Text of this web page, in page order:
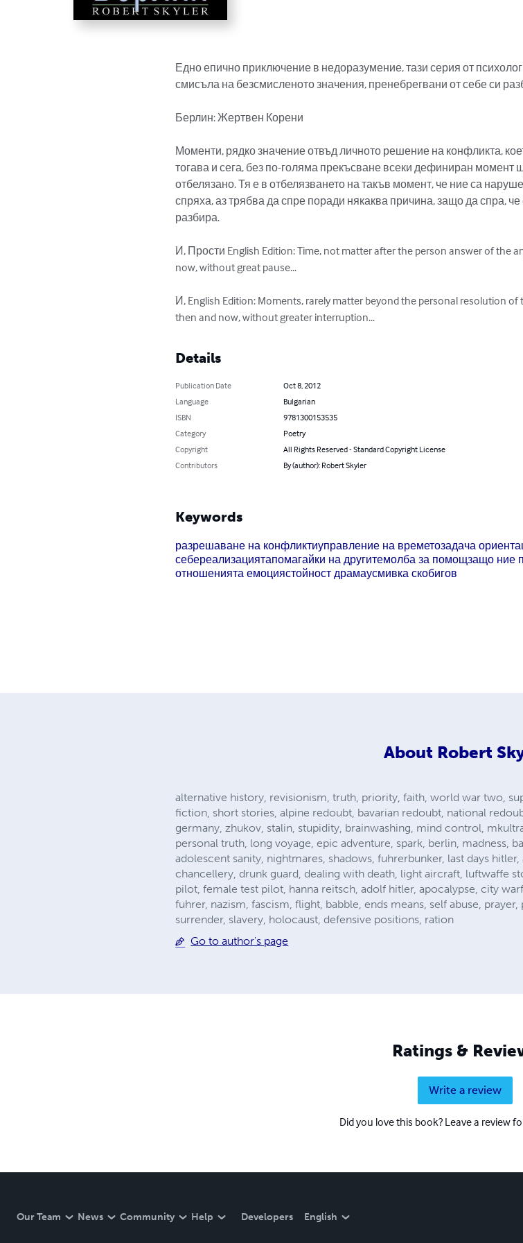
Едно епично приключение в недоразумение, тази серия от
смисъла на безсмисленото значения, пренебрегвани от себе си
Берлин: Жертвен Корени
Моменти, рядко значение отвъд личното решение на конфликта,
тогава и сега, без по-голяма прекъсване всеки дефиниран момент
отбелязано. Тя е в отбелязването на такъв момент, че ние са
спряха, аз трябва да спре поради някаква причина, защо да спра,
разбира.
И, Прости English Edition: Time, not matter after the person answer of the
now, without great pause...
И, English Edition: Moments, rarely matter beyond the personal resolution
then and now, without greater interruption...
Details
Publication Date
Oct 8, 2012
Language
Bulgarian
ISBN
9781300153535
Category
Poetry
Copyright
All Rights Reserved - Standard Copyright License
Contributors
By (author): Robert Skyler
Keywords
разрешаване на конфликтиуправление на времетозадача
себереализациятапомагайки на другитемолба за помощзащо ние
отношенията емоциястойност драмаусмивка скобигов
About Robert
alternative history, revisionism, truth, priority, faith, world war two,
fiction, short stories, alpine redoubt, bavarian redoubt, national
germany, zhukov, stalin, stupidity, brainwashing, mind control,
personal truth, long voyage, epic adventure, spark, berlin, madness,
adolescent sanity, nightmares, shadows, fuhrerbunker, last days
chancellery, drunk guard, dealing with death, light aircraft, luftwaffe
pilot, female test pilot, hanna reitsch, adolf hitler, apocalypse, city
fuhrer, nazism, fascism, flight, babble, ends means, self abuse,
surrender, slavery, holocaust, defensive positions, ration
Go to author's page
Ratings &
Write a review
Did you love this book? Leave a review
Our Team News Community Help Developers English